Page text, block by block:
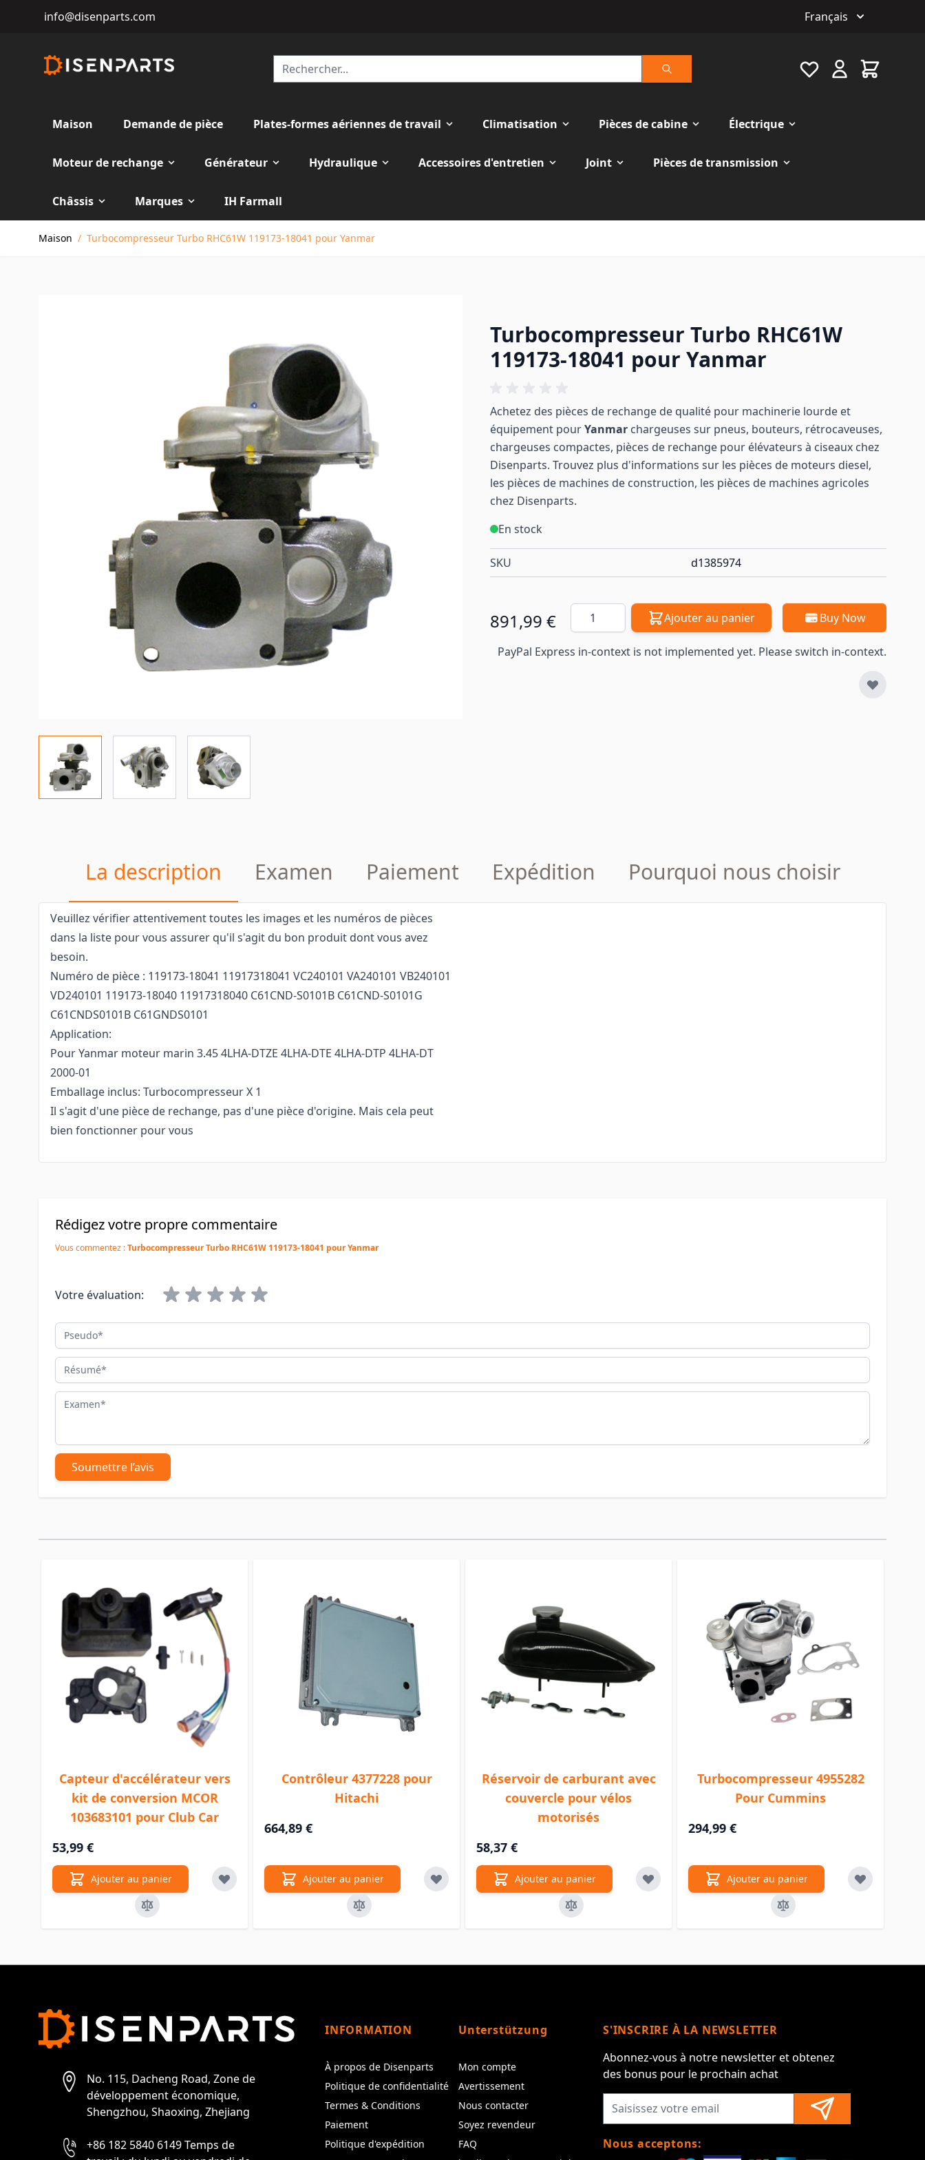
info@disenparts.com Français
Rechercher
Favourite Cart
Maison Demande de pièce Plates-formes aériennes de travail Climatisation Pièces de cabine Électrique
Moteur de rechange Générateur Hydraulique Accessoires d'entretien Joint Pièces de transmission
Châssis Marques
IH Farmall
Maison / Turbocompresseur Turbo RHC61W 119173-18041 pour Yanmar
Turbocompresseur Turbo RHC61W
119173-18041 pour Yanmar
Achetez des pièces de rechange de qualité pour machinerie lourde et
équipement pourYanmar chargeuses sur pneus, bouteurs, rétrocaveuses,
chargeuses compactes, pièces de rechange pour élévateurs à ciseaux chez
Disenparts. Trouvez plus d'informations sur les pièces de moteurs diesel,
les pièces de machines de construction, les pièces de machines agricoles
chez Disenparts.
En stock
SKU d1385974
891,99 € Quantité Ajouter au panier Buy Now
PayPal Express in-context is not implemented yet. Please switch in-context.
La description Examen Paiement Expédition Pourquoi nous choisir
Veuillez vérifier attentivement toutes les images et les numéros de pièces
dans la liste pour vous assurer qu'il s'agit du bon produit dont vous avez
besoin.
Numéro de pièce : 119173-18041 11917318041 VC240101 VA240101 VB240101
VD240101 119173-18040 11917318040 C61CND-S0101B C61CND-S0101G
C61CNDS0101B C61GNDS0101
Application:
Pour Yanmar moteur marin 3.45 4LHA-DTZE 4LHA-DTE 4LHA-DTP 4LHA-DT
2000-01
Emballage inclus: Turbocompresseur X 1
Il s'agit d'une pièce de rechange, pas d'une pièce d'origine. Mais cela peut
bien fonctionner pour vous
Rédigez votre propre commentaire
Vous commentez :Turbocompresseur Turbo RHC61W 119173-18041 pour Yanmar
Votre évaluation:
Pseudo
Résumé
Examen
Soumettre l’avis
Capteur d'accélérateur vers
kit de conversion MCOR
103683101 pour Club Car
53,99 €
Ajouter au panier
Contrôleur 4377228 pour
Hitachi
664,89 €
Ajouter au panier
Réservoir de carburant avec
couvercle pour vélos
motorisés
58,37 €
Ajouter au panier
Turbocompresseur 4955282
Pour Cummins
294,99 €
Ajouter au panier
No. 115, Dacheng Road, Zone de
développement économique,
Shengzhou, Shaoxing, Zhejiang
+86 182 5840 6149 Temps de
INFORMATION
À propos de Disenparts
Politique de confidentialité
Termes & Conditions
Paiement
Politique d'expédition
Unterstützung
Mon compte
Avertissement
Nous contacter
Soyez revendeur
FAQ
S'INSCRIRE À LA NEWSLETTER
Abonnez-vous à notre newsletter et obtenez
des bonus pour le prochain achat
Nous acceptons: